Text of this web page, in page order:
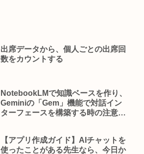
出席データから、個人ごとの出席回
数をカウントする
NotebookLMで知識ベースを作り、
Geminiの「Gem」機能で対話イン
ターフェースを構築する時の注意
【アプリ作成ガイド】AIチャットを
使ったことがある先生なら、今日か